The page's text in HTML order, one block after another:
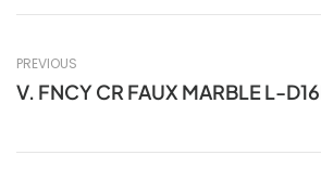
PREVIOUS
V. FNCY CR FAUX MARBLE L-